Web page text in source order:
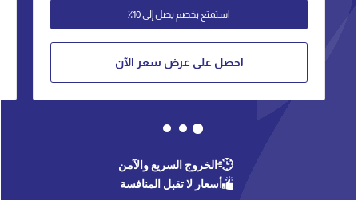
استمتع بخصم يصل إلى 10٪
احصل على عرض سعر الآن
الخروج السريع والآمن
أسعار لا تقبل المنافسة